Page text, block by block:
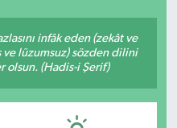
infâk eden (zekât ve
ve lüzumsuz) sözden dilini
olsun. (Hadis-i Şerif)